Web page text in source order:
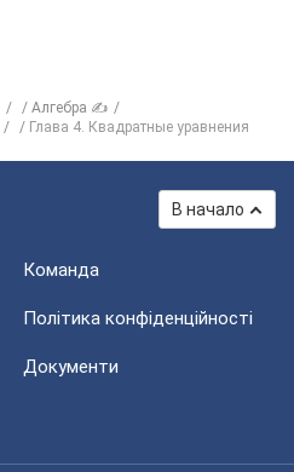
Алгебра ✍
Глава 4. Квадратные уравнения
В начало
Команда
Політика конфіденційності
Документи